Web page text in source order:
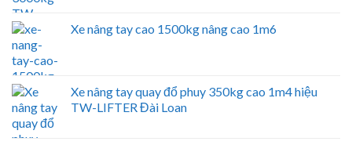
Xe nâng tay cao 1500kg nâng cao 1m6
Xe nâng tay quay đổ phuy 350kg cao 1m4 hiệu
TW-LIFTER Đài Loan